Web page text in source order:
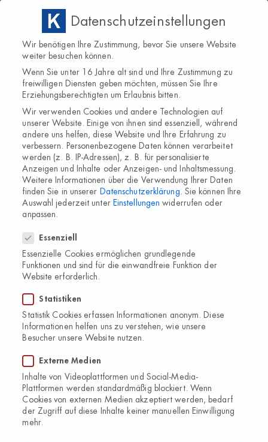
IHR STARKER PARTNER BEI DER
BEHANDLUNG VON FUSSPILZ
Lamisil Once
Für Patient:innen, die eine praktische einmalige Anwendung
mit kürzester Behandlungsdauer wünschen​.
Einfache und schnelle Behandlung:
Eine Anwendung genügt –
Depot-Effekt: Terbinafin
der Haut
Hilft gegen Fußpilz
Tötet den Pilz ab
Einfache und schnelle Behandlung
Lindert die Symptome
ab 18 Jahren
Lamisil Creme
Datenschutzeinstellungen
Wir benötigen Ihre Zustimmung, bevor Sie unsere Website
weiter besuchen können.
Wenn Sie unter 16 Jahre alt sind und Ihre Zustimmung zu
freiwilligen Diensten geben möchten, müssen Sie Ihre
Erziehungsberechtigten um Erlaubnis bitten.
Wir verwenden Cookies und andere Technologien auf
unserer Website. Einige von ihnen sind essenziell, während
andere uns helfen, diese Website und Ihre Erfahrung zu
verbessern.
Personenbezogene Daten können verarbeitet
werden (z. B. IP-Adressen), z. B. für personalisierte
Anzeigen und Inhalte oder Anzeigen- und Inhaltsmessung.
Weitere Informationen über die Verwendung Ihrer Daten
finden Sie in unserer Datenschutzerklärung
Sie können Ihre
Auswahl jederzeit unter Einstellungen widerrufen oder
anpassen.
Essenziell
Essenzielle Cookies ermöglichen grundlegende
Funktionen und sind für die einwandfreie Funktion der
Website erforderlich.
Statistiken
Statistik Cookies erfassen Informationen anonym. Diese
Informationen helfen uns zu verstehen, wie unsere
Besucher unsere Website nutzen.
Externe Medien
Inhalte von Videoplattformen und Social-Media-
Plattformen werden standardmäßig blockiert. Wenn
Cookies von externen Medien akzeptiert werden, bedarf
der Zugriff auf diese Inhalte keiner manuellen Einwilligung
mehr.